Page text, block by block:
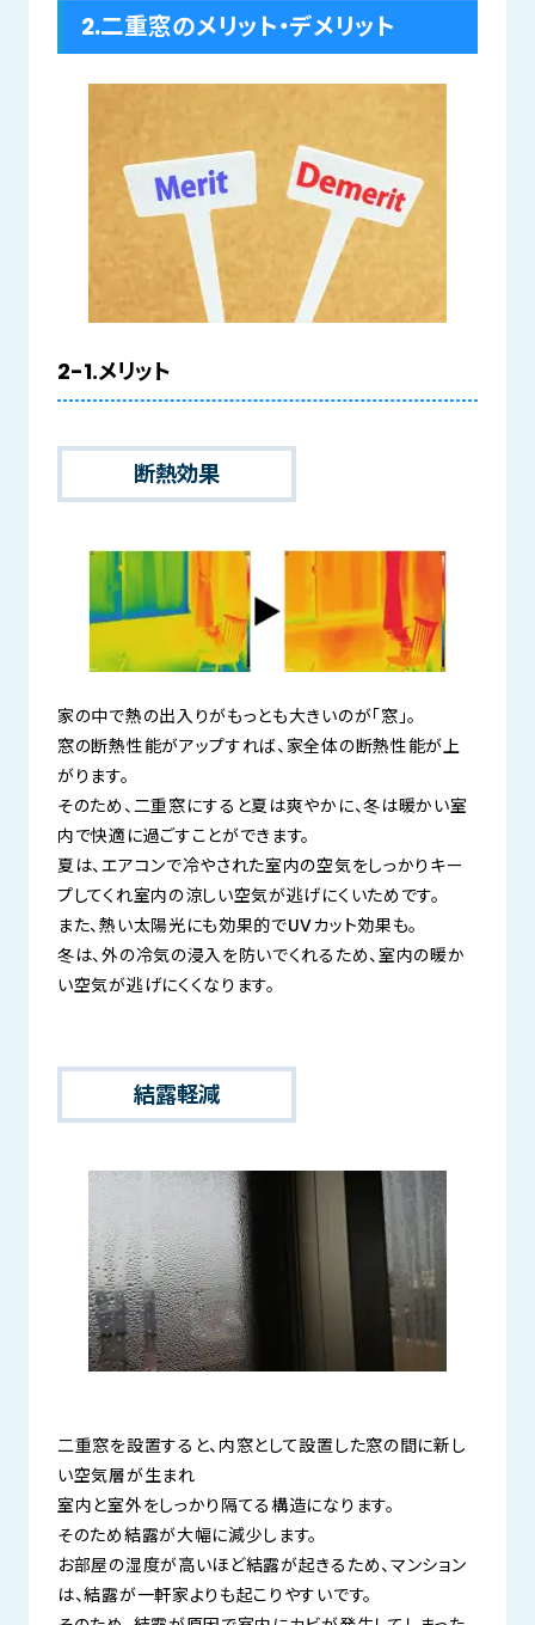
2.二重窓のメリット・デメリット
2-1.メリット
断熱効果
家の中で熱の出入りがもっとも大きいのが「窓」。
窓の断熱性能がアップすれば、家全体の断熱性能が上
がります。
そのため、二重窓にすると夏は爽やかに、冬は暖かい室
内で快適に過ごすことができます。
夏は、エアコンで冷やされた室内の空気をしっかりキー
プしてくれ室内の涼しい空気が逃げにくいためです。
また、熱い太陽光にも効果的でUVカット効果も。
冬は、外の冷気の浸入を防いでくれるため、室内の暖か
い空気が逃げにくくなります。
結露軽減
二重窓を設置すると、内窓として設置した窓の間に新し
い空気層が生まれ
室内と室外をしっかり隔てる構造になります。
そのため結露が大幅に減少します。
お部屋の湿度が高いほど結露が起きるため、マンション
は、結露が一軒家よりも起こりやすいです。